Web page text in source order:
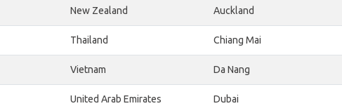
New Zealand Auckland
Thailand Chiang Mai
Vietnam Da Nang
United Arab Emirates Dubai